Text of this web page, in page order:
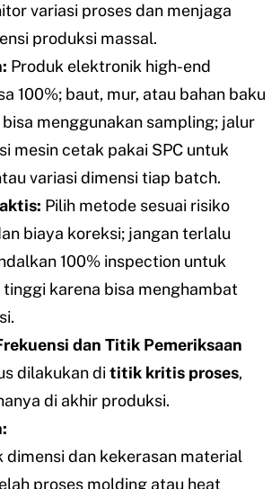
variasi proses dan menjaga
produksi massal.
Produk elektronik high-end
100%; baut, mur, atau bahan baku
menggunakan sampling; jalur
mesin cetak pakai SPC untuk
variasi dimensi tiap batch.
Pilih metode sesuai risiko
biaya koreksi; jangan terlalu
100% inspection untuk
tinggi karena bisa menghambat
dan Titik Pemeriksaan
dilakukan di titik kritis proses,
di akhir produksi.
dimensi dan kekerasan material
proses molding atau heat